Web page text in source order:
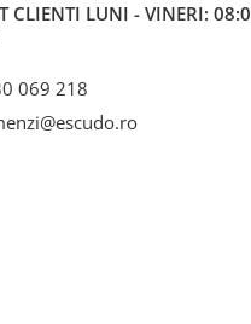
CLIENTI LUNI - VINERI:
069 218